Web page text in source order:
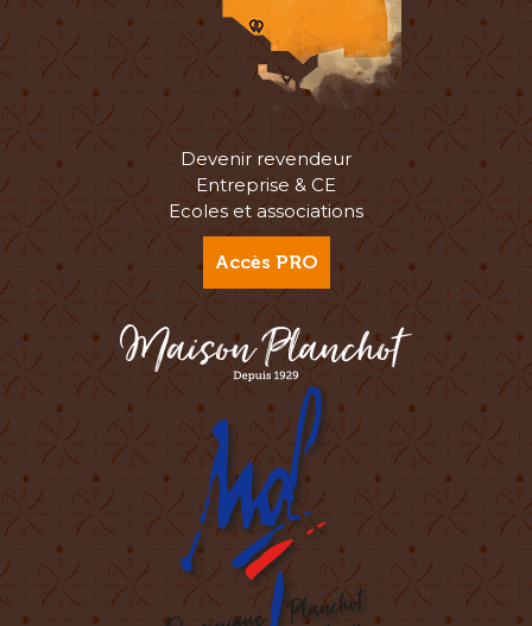
Devenir revendeur
Entreprise & CE
Ecoles et associations
Accès PRO